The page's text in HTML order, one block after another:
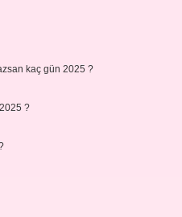
kaç gün 2025 ?
?